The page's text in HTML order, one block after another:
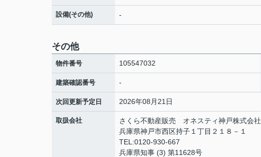
設備(その他) -
その他
物件番号 105547032
建築確認番号 -
次回更新予定日 2026年08月21日
取扱会社
さくら不動産販売 オネスティ神戸株式会社
兵庫県神戸市西区持子１丁目２１８－１
TEL:0120-930-667
兵庫県知事 (3) 第11628号